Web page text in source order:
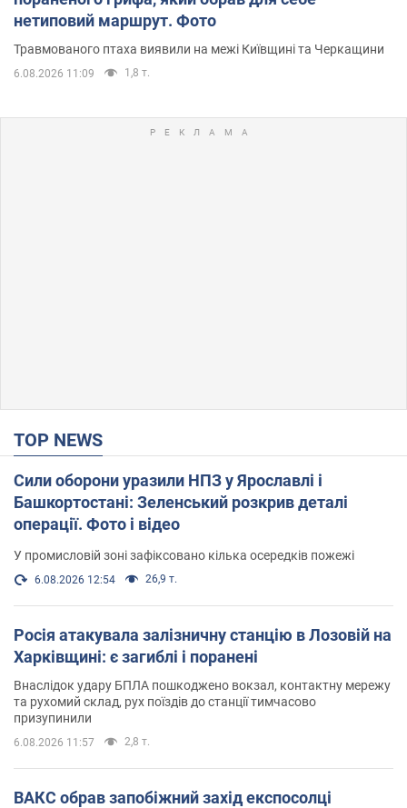
нетиповий маршрут. Фото
Травмованого птаха виявили на межі Київщині та Черкащини
6.08.2026 11:09 1,8 т.
TOP NEWS
Сили оборони уразили НПЗ у Ярославлі і
Башкортостані: Зеленський розкрив деталі
операції. Фото і відео
У промисловій зоні зафіксовано кілька осередків пожежі
6.08.2026 12:54 26,9 т.
Росія атакувала залізничну станцію в Лозовій на
Харківщині: є загиблі і поранені
Внаслідок удару БПЛА пошкоджено вокзал, контактну мережу
та рухомий склад, рух поїздів до станції тимчасово
призупинили
6.08.2026 11:57 2,8 т.
ВАКС обрав запобіжний захід експосолці